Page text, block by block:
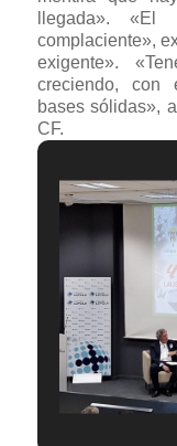
llegada».
complaciente»,
exigente».
creciendo, con
bases sólidas»,
CF.